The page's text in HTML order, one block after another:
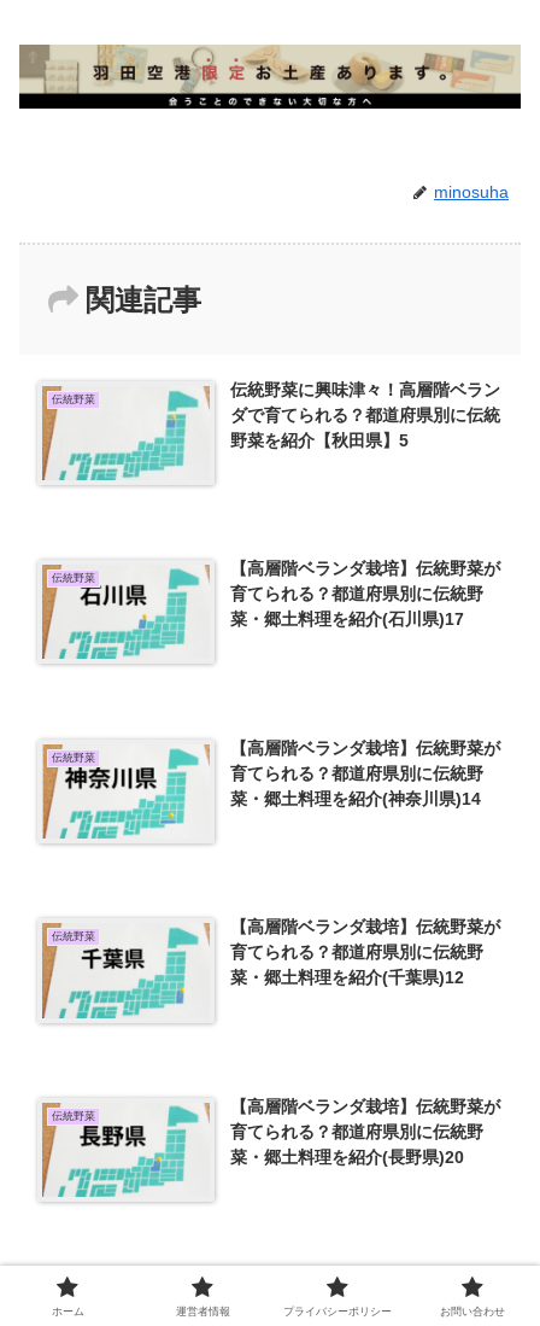
minosuha
関連記事
伝統野菜
伝統野菜に興味津々！高層階ベラン
ダで育てられる？都道府県別に伝統
野菜を紹介【秋田県】5
伝統野菜
【高層階ベランダ栽培】伝統野菜が
育てられる？都道府県別に伝統野
菜・郷土料理を紹介(石川県)17
伝統野菜
【高層階ベランダ栽培】伝統野菜が
育てられる？都道府県別に伝統野
菜・郷土料理を紹介(神奈川県)14
伝統野菜
【高層階ベランダ栽培】伝統野菜が
育てられる？都道府県別に伝統野
菜・郷土料理を紹介(千葉県)12
伝統野菜
【高層階ベランダ栽培】伝統野菜が
育てられる？都道府県別に伝統野
菜・郷土料理を紹介(長野県)20
伝統野菜
伝統野菜に興味津々！高層階ベラン
ダで育てられる？都道府県別に伝統
ホーム 運営者情報 プライバシーポリシー お問い合わせ